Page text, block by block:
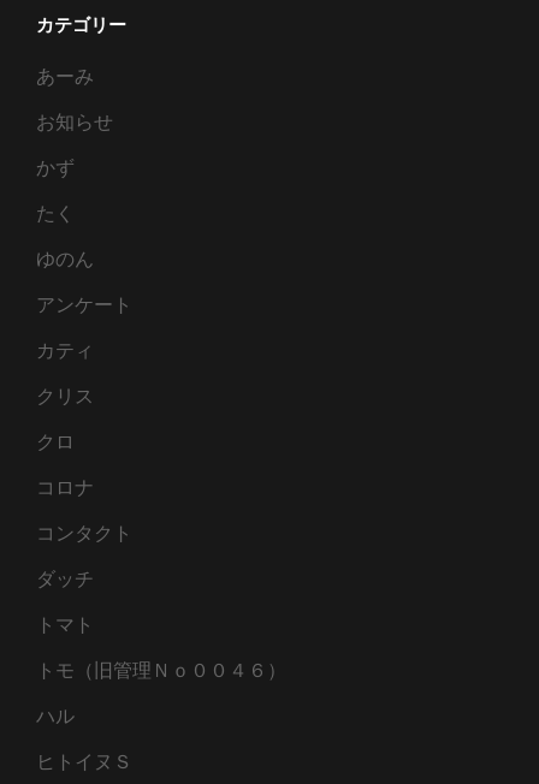
カテゴリー
あーみ
お知らせ
かず
たく
ゆのん
アンケート
カティ
クリス
クロ
コロナ
コンタクト
ダッチ
トマト
トモ（旧管理Ｎｏ００４６）
ハル
ヒトイヌＳ